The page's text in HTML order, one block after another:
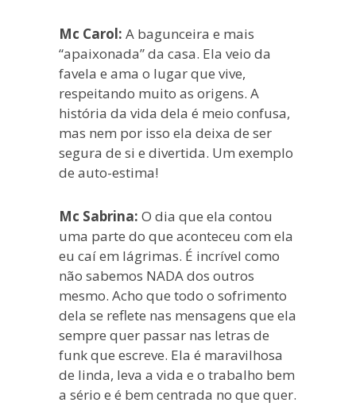
Mc Carol: A bagunceira e mais
“apaixonada” da casa. Ela veio da
favela e ama o lugar que vive,
respeitando muito as origens. A
história da vida dela é meio confusa,
mas nem por isso ela deixa de ser
segura de si e divertida. Um exemplo
de auto-estima!
Mc Sabrina: O dia que ela contou
uma parte do que aconteceu com ela
eu caí em lágrimas. É incrível como
não sabemos NADA dos outros
mesmo. Acho que todo o sofrimento
dela se reflete nas mensagens que ela
sempre quer passar nas letras de
funk que escreve. Ela é maravilhosa
de linda, leva a vida e o trabalho bem
a sério e é bem centrada no que quer.